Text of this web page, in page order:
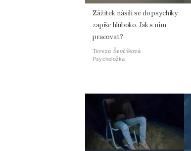
Zážitek násilí se do psychiky
zapíše hluboko. Jak s ním
pracovat?
Tereza Ševčíková
Psycholožka